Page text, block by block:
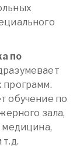
по
программ.
обучение по
зала,
медицина,